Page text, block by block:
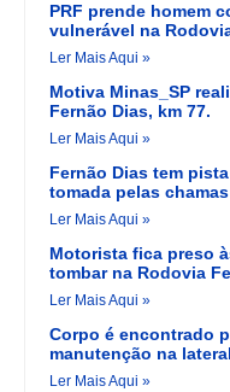
PRF prende homem
vulnerável na
Ler Mais Aqui »
Motiva Minas_SP
Fernão Dias, km 77.
Ler Mais Aqui »
Fernão Dias tem
tomada pelas
Ler Mais Aqui »
Motorista fica preso
tombar na Rodovia
Ler Mais Aqui »
Corpo é encontrado
manutenção na
Ler Mais Aqui »